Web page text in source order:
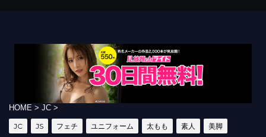
HOME > JC >
JC JS フェチ ユニフォーム 太もも 素人 美脚